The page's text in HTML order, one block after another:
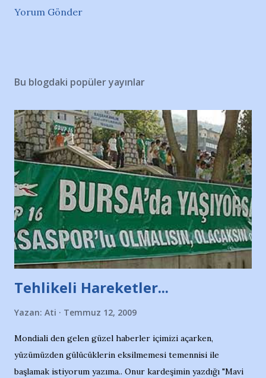
Yorum Gönder
Bu blogdaki popüler yayınlar
Tehlikeli Hareketler...
Yazan: Ati Temmuz 12, 2009
Mondiali den gelen güzel haberler içimizi açarken,
yüzümüzden gülücüklerin eksilmemesi temennisi ile
başlamak istiyorum yazıma.. Onur kardeşimin yazdığı "Mavi